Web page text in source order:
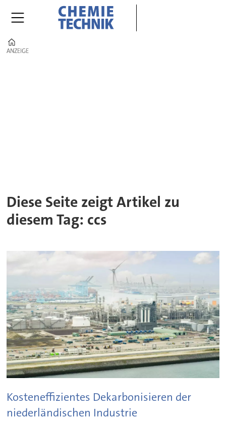
ANZEIGE
ANZEIGE
Diese Seite zeigt Artikel zu
diesem Tag: ccs
Kosteneffizientes Dekarbonisieren der
niederländischen Industrie